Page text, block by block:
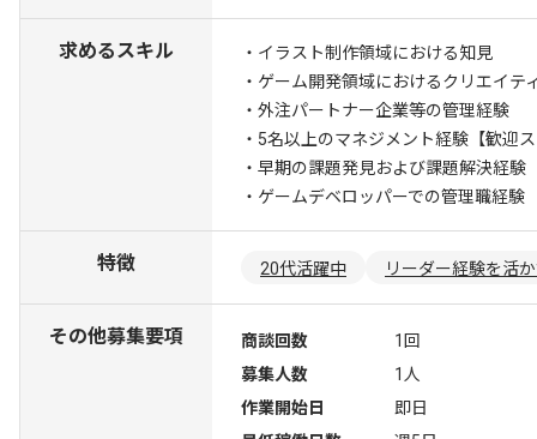
求めるスキル
・イラスト制作領域における知見
・ゲーム開発領域におけるクリエイテ
・外注パートナー企業等の管理経験
・5名以上のマネジメント経験 【歓迎
・早期の課題発見および課題解決経験
・ゲームデベロッパーでの管理職経験
特徴 20代活躍中 リーダー経験を活
その他募集要項 商談回数
1回
募集人数
1人
作業開始日
即日